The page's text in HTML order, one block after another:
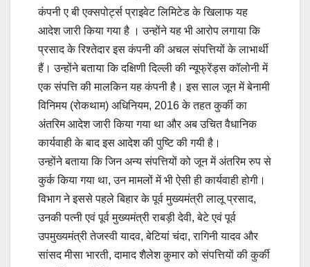
कंपनी ए बी एक्सपोर्ट्स प्राइवेट लिमिटेड के खिलाफ यह
आदेश जारी किया गया है । उन्होंने यह भी आरोप लगाया कि
प्रसाद के रिश्तेदार इस कंपनी की अचल संपत्तियों के लाभार्थी
हैं। उन्होंने बताया कि दक्षिणी दिल्ली की न्यूफ्रेंड्स कॉलोनी में
एक संपत्ति की मालकिन यह कंपनी है। इस साल जून में बेनामी
विनिमय (रोकथाम) अधिनियम, 2016 के तहत कुर्की का
अंतरिम आदेश जारी किया गया था और अब उचित वैधानिक
कार्यवाही के बाद इस आदेश की पुष्टि की गयी है।
उन्होंने बताया कि जिन अन्य संपत्तियों को जून में अंतरिम रुप से
कुर्क किया गया था, उन मामलों में भी ऐसी ही कार्यवाही होगी।
विभाग ने इससे पहले बिहार के पूर्व मुख्यमंत्री लालू प्रसाद,
उनकी पत्नी एवं पूर्व मुख्यमंत्री राबड़ी देवी, बेटे एवं पूर्व
उपमुख्यमंत्री तेजस्वी यादव, बेटियां चंदा, रागिनी यादव और
सांसद मीसा भारती, दामाद शैलेश कुमार को संपत्तियों की कुर्की